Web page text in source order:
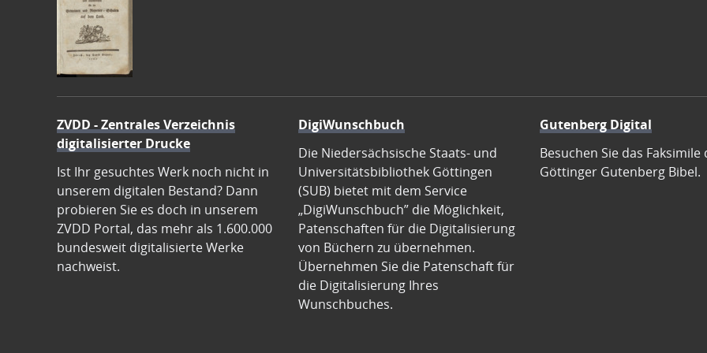
ZVDD - Zentrales Verzeichnis
digitalisierter Drucke
Ist Ihr gesuchtes Werk noch nicht in
unserem digitalen Bestand? Dann
probieren Sie es doch in unserem
ZVDD Portal, das mehr als 1.600.000
bundesweit digitalisierte Werke
nachweist.
DigiWunschbuch
Die Niedersächsische Staats- und
Universitätsbibliothek Göttingen
(SUB) bietet mit dem Service
„DigiWunschbuch” die Möglichkeit,
Patenschaften für die Digitalisierung
von Büchern zu übernehmen.
Übernehmen Sie die Patenschaft für
die Digitalisierung Ihres
Wunschbuches.
Gutenberg Digital
Besuchen Sie das Faksimile
Göttinger Gutenberg Bibel.